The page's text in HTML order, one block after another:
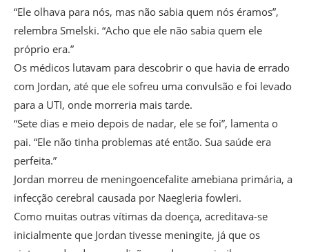
“Ele olhava para nós, mas não sabia quem nós éramos”,
relembra Smelski. “Acho que ele não sabia quem ele
próprio era.”
Os médicos lutavam para descobrir o que havia de errado
com Jordan, até que ele sofreu uma convulsão e foi levado
para a UTI, onde morreria mais tarde.
“Sete dias e meio depois de nadar, ele se foi”, lamenta o
pai. “Ele não tinha problemas até então. Sua saúde era
perfeita.”
Jordan morreu de meningoencefalite amebiana primária, a
infecção cerebral causada por Naegleria fowleri.
Como muitas outras vítimas da doença, acreditava-se
inicialmente que Jordan tivesse meningite, já que os